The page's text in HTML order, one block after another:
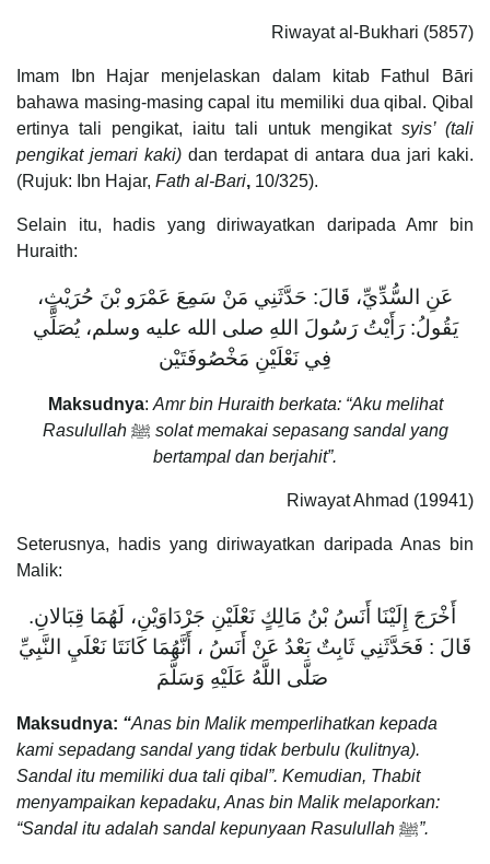
Riwayat al-Bukhari (5857)
Imam Ibn Hajar menjelaskan dalam kitab Fathul Bāri
bahawa masing-masing capal itu memiliki dua qibal. Qibal
ertinya tali pengikat, iaitu tali untuk mengikat syis’ (tali
pengikat jemari kaki) dan terdapat di antara dua jari kaki.
(Rujuk: Ibn Hajar, Fath al-Bari, 10/325).
Selain itu, hadis yang diriwayatkan daripada Amr bin
Huraith:
عَنِ السُّدِّيِّ، قَالَ‏:‏ حَدَّثَنِي مَنْ سَمِعَ عَمْرَو بْنَ حُرَيْثٍ،
يَقُولُ‏:‏ رَأَيْتُ رَسُولَ اللهِ صلى الله عليه وسلم، يُصَلِّي
فِي نَعْلَيْنِ مَخْصُوفَتَيْن
Maksudnya: Amr bin Huraith berkata: “Aku melihat
Rasulullah ﷺ solat memakai sepasang sandal yang
bertampal dan berjahit”.
Riwayat Ahmad (19941)
Seterusnya, hadis yang diriwayatkan daripada Anas bin
Malik:
‏ أَخْرَجَ إِلَيْنَا أَنَسُ بْنُ مَالِكٍ نَعْلَيْنِ جَرْدَاوَيْنِ، لَهُمَا قِبَالانِ‏.‏
قَالَ : فَحَدَّثَنِي ثَابِتٌ بَعْدُ عَنْ أَنَسُ ، أَنَّهُمَا كَانَتَا نَعْلَيِ النَّبِيِّ
Maksudnya: “Anas bin Malik memperlihatkan kepada
kami sepadang sandal yang tidak berbulu (kulitnya).
Sandal itu memiliki dua tali qibal”. Kemudian, Thabit
menyampaikan kepadaku, Anas bin Malik melaporkan:
“Sandal itu adalah sandal kepunyaan Rasulullah ﷺ”.